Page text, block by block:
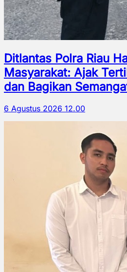
Ditlantas Polra Riau
Masyarakat: Ajak
dan Bagikan
6 Agustus 2026 12.00